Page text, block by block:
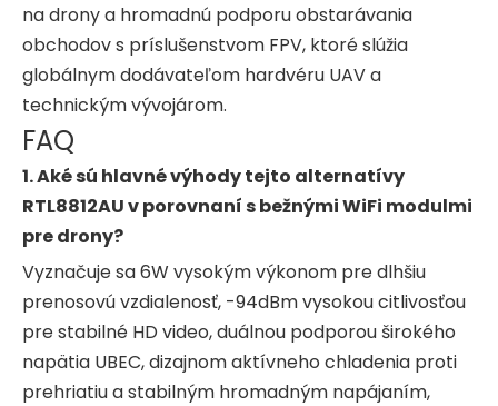
na drony a hromadnú podporu obstarávania
obchodov s príslušenstvom FPV, ktoré slúžia
globálnym dodávateľom hardvéru UAV a
technickým vývojárom.
FAQ
1. Aké sú hlavné výhody tejto alternatívy
RTL8812AU v porovnaní s bežnými WiFi modulmi
pre drony?
Vyznačuje sa 6W vysokým výkonom pre dlhšiu
prenosovú vzdialenosť, -94dBm vysokou citlivosťou
pre stabilné HD video, duálnou podporou širokého
napätia UBEC, dizajnom aktívneho chladenia proti
prehriatiu a stabilným hromadným napájaním,